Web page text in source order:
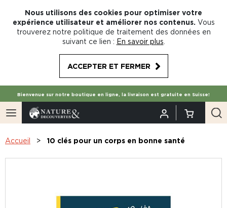
Nous utilisons des cookies pour optimiser votre
expérience utilisateur et améliorer nos contenus. Vous
trouverez notre politique de traitement des données en
suivant ce lien : En savoir plus
ACCEPTER ET FERMER
Bienvenue sur notre boutique en ligne, la livraison est gratuite en Suisse!
Accueil 10 clés pour un corps en bonne santé